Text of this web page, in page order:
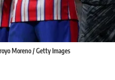
Moreno / Getty Images